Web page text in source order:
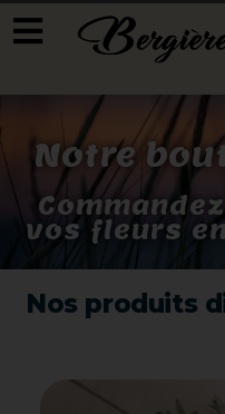
Notre
vos fleurs
Nos produits